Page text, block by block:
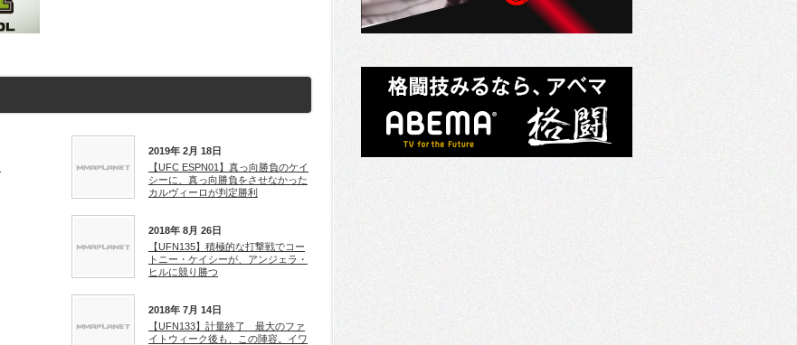
2019年 2月 18日
【UFC ESPN01】真っ向勝負のケイ
シーに、真っ向勝負をさせなかった
カルヴィーロが判定勝利
2018年 8月 26日
【UFN135】積極的な打撃戦でコー
トニー・ケイシーが、アンジェラ・
ヒルに競り勝つ
2018年 7月 14日
【UFN133】計量終了 最大のファ
イトウィーク後も、この陣容。イワ